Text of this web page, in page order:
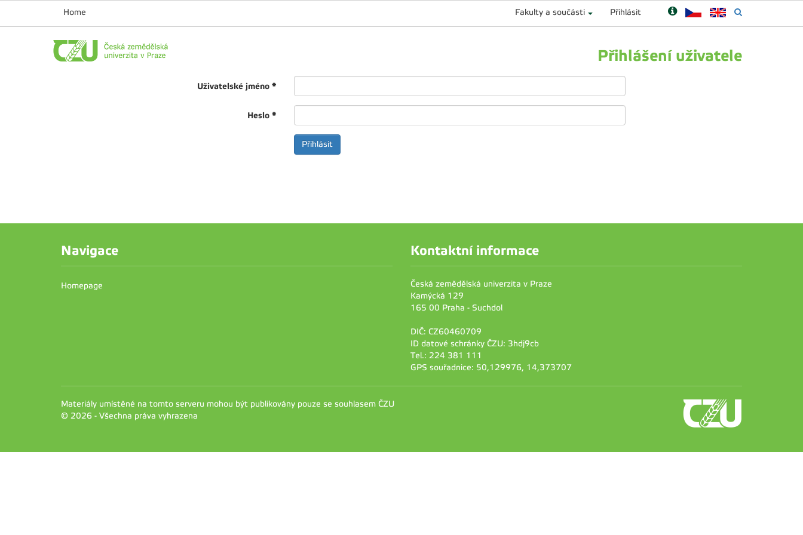
Home Fakulty a součásti Přihlásit
Přihlášení uživatele
Uživatelské jméno *
Heslo *
Navigace
Homepage
Kontaktní informace
Česká zemědělská univerzita v Praze
Kamýcká 129
165 00 Praha - Suchdol
DIČ: CZ60460709
ID datové schránky ČZU: 3hdj9cb
Tel.: 224 381 111
GPS souřadnice: 50,129976, 14,373707
Materiály umístěné na tomto serveru mohou být publikovány pouze se souhlasem ČZU
© 2026 - Všechna práva vyhrazena